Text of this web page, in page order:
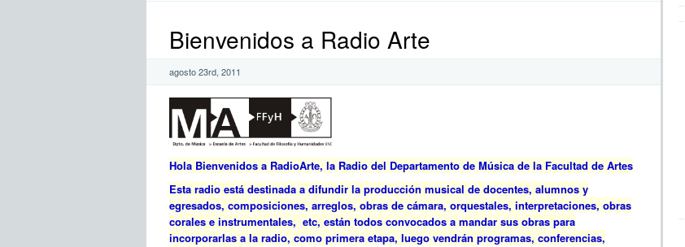
Bienvenidos a Radio Arte
agosto 23rd, 2011
Hola Bienvenidos a RadioArte, la Radio del Departamento de Música de la Facultad de Artes
Esta radio está destinada a difundir la producción musical de docentes, alumnos y
egresados, composiciones, arreglos, obras de cámara, orquestales, interpretaciones, obras
corales e instrumentales, etc, están todos convocados a mandar sus obras para
incorporarlas a la radio, como primera etapa, luego vendrán programas, conferencias,